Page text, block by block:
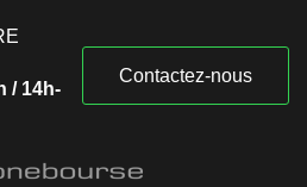
/ 14h-
Contactez-nous